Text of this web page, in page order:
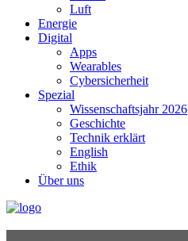
Luft
Energie
Digital
Apps
Wearables
Cybersicherheit
Spezial
Wissenschaftsjahr 2026
Geschichte
Technik erklärt
English
Ethik
Über uns